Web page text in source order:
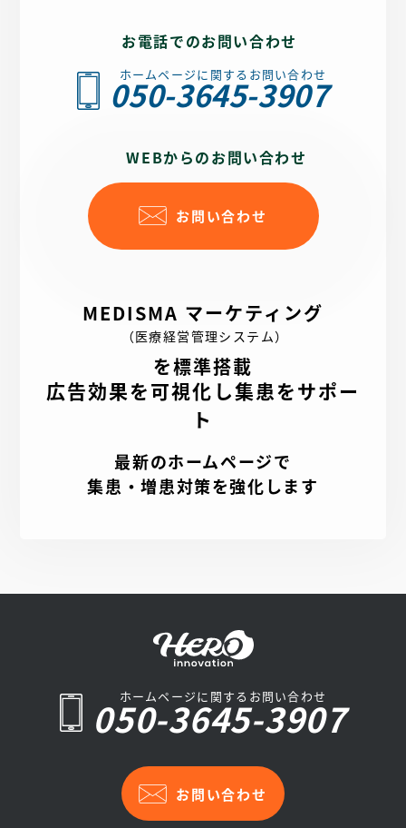
お電話でのお問い合わせ
ホームページに関するお問い合わせ
050-3645-3907
WEBからのお問い合わせ
お問い合わせ
MEDISMA マーケティング
（医療経営管理システム）
を標準搭載
広告効果を可視化し集患をサポー
ト
最新のホームページで
集患・増患対策を強化します
ホームページに関するお問い合わせ
050-3645-3907
お問い合わせ